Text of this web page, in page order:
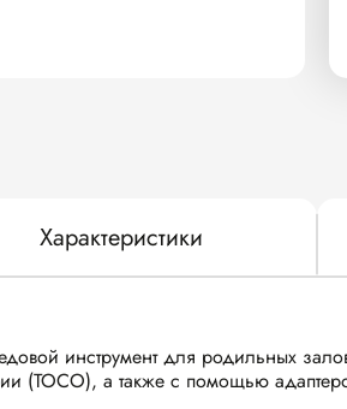
Характеристики
инструмент для родильных
(TOCO), а также с помощью